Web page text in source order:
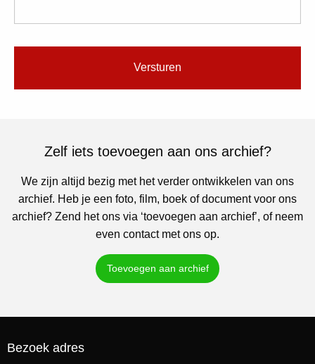
Zelf iets toevoegen aan ons archief?
We zijn altijd bezig met het verder ontwikkelen van ons
archief. Heb je een foto, film, boek of document voor ons
archief? Zend het ons via ‘toevoegen aan archief’, of neem
even contact met ons op.
Toevoegen aan archief
Bezoek adres